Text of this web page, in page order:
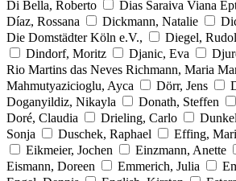
Di Bella, Roberto
Dias Saraiva Viana
Díaz, Rossana
Dickmann, Natalie
Die Domstädter Köln e.V.,
Diegel,
Dindorf, Moritz
Djanic, Eva
Rio Martins das Neves Richmann, Maria
Mahmutyazicioglu, Ayca
Dörr, Jens
Doganyildiz, Nikayla
Donath, Steffen
Doré, Claudia
Drieling, Carlo
Sonja
Duschek, Raphael Effing,
Eikmeier, Jochen
Einzmann, Anette
Eismann, Doreen
Emmerich, Julia